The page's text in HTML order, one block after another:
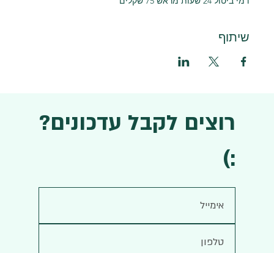
שיתוף
רוצים לקבל עדכונים?
:)